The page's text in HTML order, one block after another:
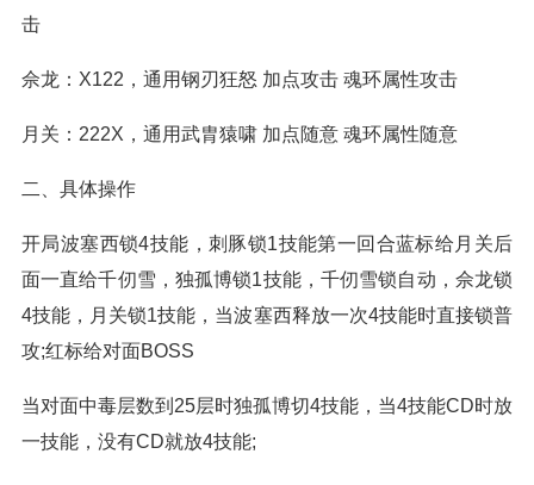
击
佘龙：X122，通用钢刃狂怒 加点攻击 魂环属性攻击
月关：222X，通用武胄猿啸 加点随意 魂环属性随意
二、具体操作
开局波塞西锁4技能，刺豚锁1技能第一回合蓝标给月关后
面一直给千仞雪，独孤博锁1技能，千仞雪锁自动，佘龙锁
4技能，月关锁1技能，当波塞西释放一次4技能时直接锁普
攻;红标给对面BOSS
当对面中毒层数到25层时独孤博切4技能，当4技能CD时放
一技能，没有CD就放4技能;